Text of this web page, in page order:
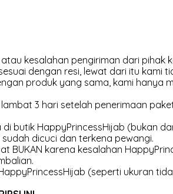
kesalahan pengiriman dari pihak
dengan resi, lewat dari itu kami
produk yang sama, kami
3 hari setelah penerimaan
butik HappyPrincessHijab (bukan
dicuci dan terkena pewangi.
BUKAN karena kesalahan
(seperti ukuran